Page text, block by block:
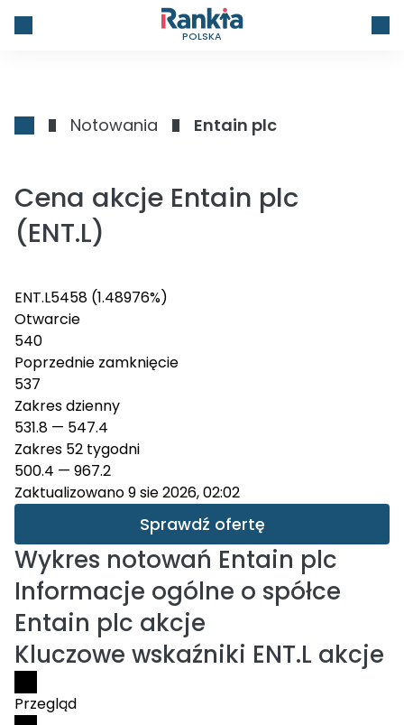
POLSKA
Notowania Entain plc
Cena akcje Entain plc
(ENT.L)
ENT.L5458 (1.48976%)
Otwarcie
540
Poprzednie zamknięcie
537
Zakres dzienny
531.8 — 547.4
Zakres 52 tygodni
500.4 — 967.2
Zaktualizowano 9 sie 2026, 02:02
Sprawdź ofertę
Wykres notowań Entain plc
Informacje ogólne o spółce
Entain plc akcje
Kluczowe wskaźniki ENT.L akcje
Przegląd